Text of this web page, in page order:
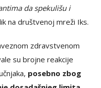
da spekulišu i
na društvenoj mreži Iks.
zdravstvenom
su brojne reakcije
posebno zbog